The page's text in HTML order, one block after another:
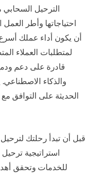
الترحيل
احتياجاتها وأطر
أن يكون أداء عملك أسرع
لمتطلبات العملاء
قادرة على دعم
والذكاء
الحديثة على التوافق
قبل أن تبدأ رحلتك
استراتيجية
للخدمات وتحقق